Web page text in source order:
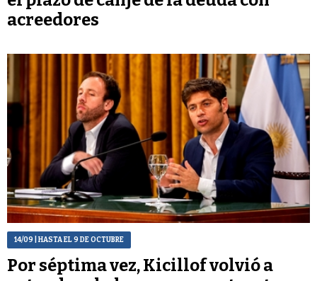
acreedores
14/09 | HASTA EL 9 DE OCTUBRE
Por séptima vez, Kicillof volvió a